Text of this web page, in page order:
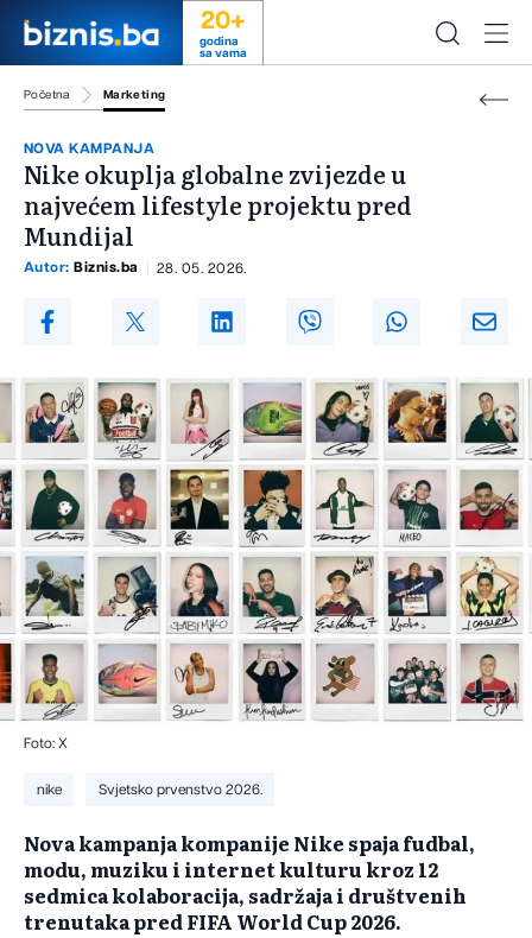
20+
godina
sa vama
Početna Marketing
NOVA KAMPANJA
Nike okuplja globalne zvijezde u
najvećem lifestyle projektu pred
Mundijal
Autor: Biznis.ba 28. 05. 2026.
Foto: X
nike Svjetsko prvenstvo 2026.
Nova kampanja kompanije Nike spaja fudbal,
modu, muziku i internet kulturu kroz 12
sedmica kolaboracija, sadržaja i društvenih
trenutaka pred FIFA World Cup 2026.